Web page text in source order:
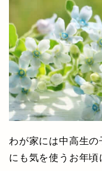
わが家には中高生
にも気を使うお年頃